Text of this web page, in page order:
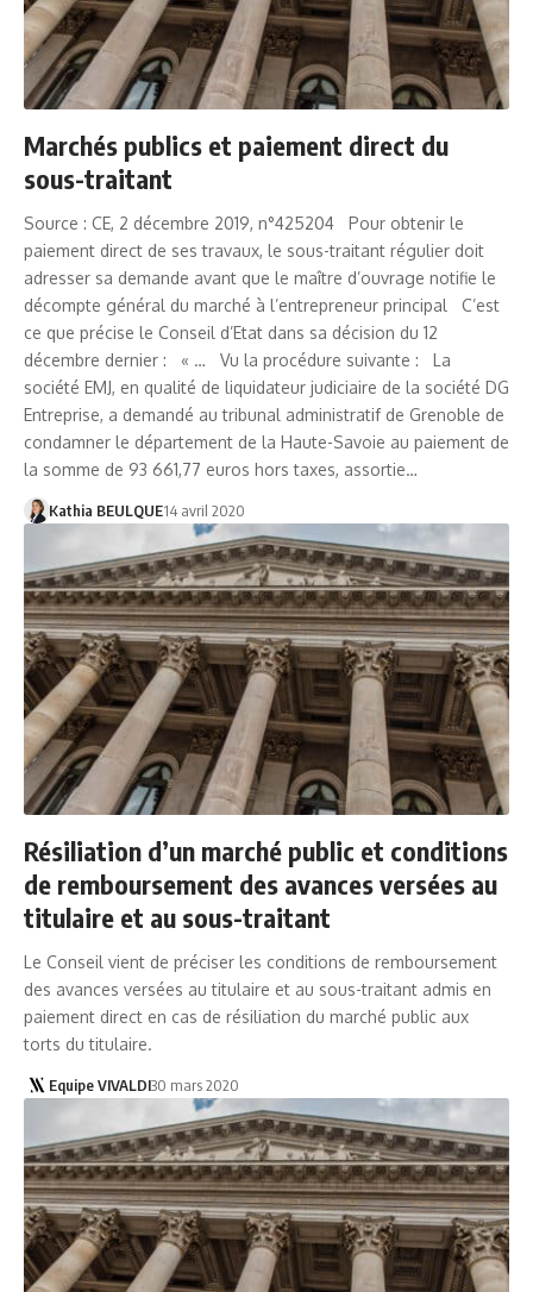
Marchés publics et paiement direct du
sous-traitant
Source : CE, 2 décembre 2019, n°425204 Pour obtenir le
paiement direct de ses travaux, le sous-traitant régulier doit
adresser sa demande avant que le maître d’ouvrage notifie le
décompte général du marché à l’entrepreneur principal C’est
ce que précise le Conseil d’Etat dans sa décision du 12
décembre dernier : « … Vu la procédure suivante : La
société EMJ, en qualité de liquidateur judiciaire de la société DG
Entreprise, a demandé au tribunal administratif de Grenoble de
condamner le département de la Haute-Savoie au paiement de
la somme de 93 661,77 euros hors taxes, assortie…
Kathia BEULQUE14 avril 2020
Résiliation d’un marché public et conditions
de remboursement des avances versées au
titulaire et au sous-traitant
Le Conseil vient de préciser les conditions de remboursement
des avances versées au titulaire et au sous-traitant admis en
paiement direct en cas de résiliation du marché public aux
torts du titulaire.
Equipe VIVALDI30 mars 2020